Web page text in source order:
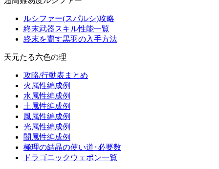
ルシファー(スパルシ)攻略
終末武器スキル性能一覧
終末を齎す黒羽の入手方法
天元たる六色の理
攻略/行動表まとめ
火属性編成例
水属性編成例
土属性編成例
風属性編成例
光属性編成例
闇属性編成例
極理の結晶の使い道･必要数
ドラゴニックウェポン一覧